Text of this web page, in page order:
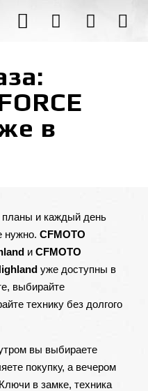
в
планы и каждый день
нужно. CFMOTO
и CFMOTO
уже доступны в
выбирайте
технику без долгого
вы выбираете
покупку, а вечером
в замке, техника